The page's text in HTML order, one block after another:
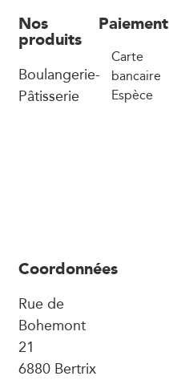
Nos
produits
Boulangerie-
Pâtisserie
Paiement
Carte
bancaire
Espèce
Coordonnées
Rue de
Bohemont
21
6880 Bertrix